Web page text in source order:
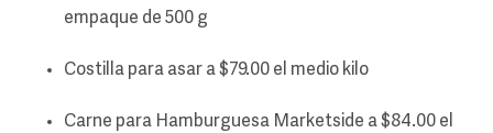
empaque de 500 g
Costilla para asar a $79.00 el medio kilo
Carne para Hamburguesa Marketside a $84.00 el